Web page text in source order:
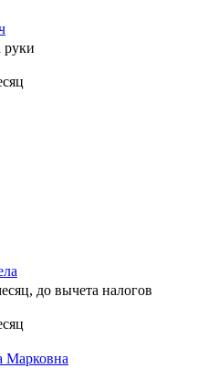
руки
до вычета налогов
Марковна